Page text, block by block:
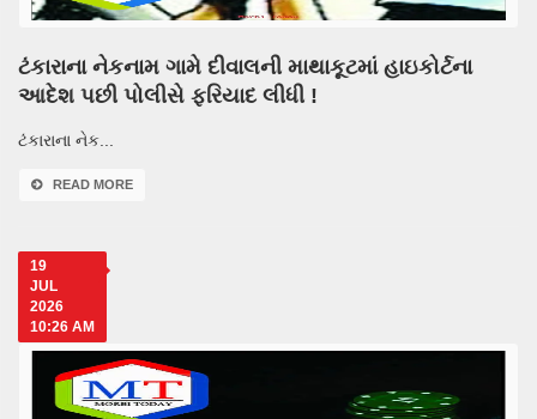
ટંકારાના નેકનામ ગામે દીવાલની માથાકૂટમાં હાઇકોર્ટના
આદેશ પછી પોલીસે ફરિયાદ લીધી !
ટંકારાના નેક...
READ MORE
19
JUL
2026
10:26 AM